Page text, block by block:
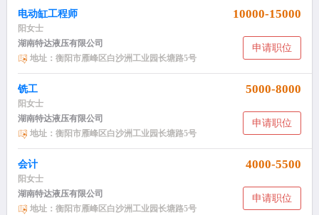
电动缸工程师 10000-15000
阳女士
申请职位
湖南特达液压有限公司
地址：衡阳市雁峰区白沙洲工业园长塘路5号
铣工 5000-8000
阳女士
申请职位
湖南特达液压有限公司
地址：衡阳市雁峰区白沙洲工业园长塘路5号
会计 4000-5500
阳女士
申请职位
湖南特达液压有限公司
地址：衡阳市雁峰区白沙洲工业园长塘路5号